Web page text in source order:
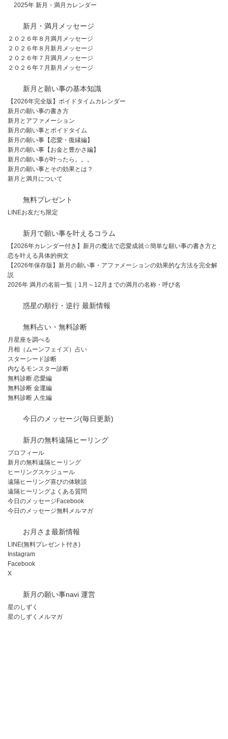
2025年 新月・満月カレンダー
新月・満月メッセージ
２０２６年８月満月メッセージ
２０２６年８月新月メッセージ
２０２６年７月満月メッセージ
２０２６年７月新月メッセージ
新月と願い事の基本知識
【2026年完全版】ボイドタイムカレンダー
新月の願い事の書き方
新月とアファメーション
新月の願い事とボイドタイム
新月の願い事【恋愛・復縁編】
新月の願い事【お金と豊かさ編】
新月の願い事が叶ったら。。。
新月の願い事とその効果とは？
新月と満月について
無料プレゼント
LINEお友だち限定
新月で願い事を叶えるコラム
【2026年カレンダー付き】新月の魔法で恋愛成就☆簡単な願い事の書き方と
恋を叶える具体的例文
【2026年保存版】新月の願い事・アファメーションの効果的な方法を完全解
説
2026年 満月の名前一覧｜1月～12月までの満月の名称・呼び名
惑星の順行・逆行 最新情報
無料占い・無料診断
月星座を調べる
月相（ムーンフェイズ）占い
スターシード診断
内なるモンスター診断
無料診断 恋愛編
無料診断 金運編
無料診断 人生編
今日のメッセージ(毎日更新)
新月の無料遠隔ヒーリング
プロフィール
新月の無料遠隔ヒーリング
ヒーリングスケジュール
遠隔ヒーリング喜びの体験談
遠隔ヒーリングよくある質問
今日のメッセージFacebook
今日のメッセージ無料メルマガ
お月さま最新情報
LINE(無料プレゼント付き)
Instagram
Facebook
X
新月の願い事navi 運営
星のしずく
星のしずくメルマガ